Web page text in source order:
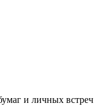
и личных встреч